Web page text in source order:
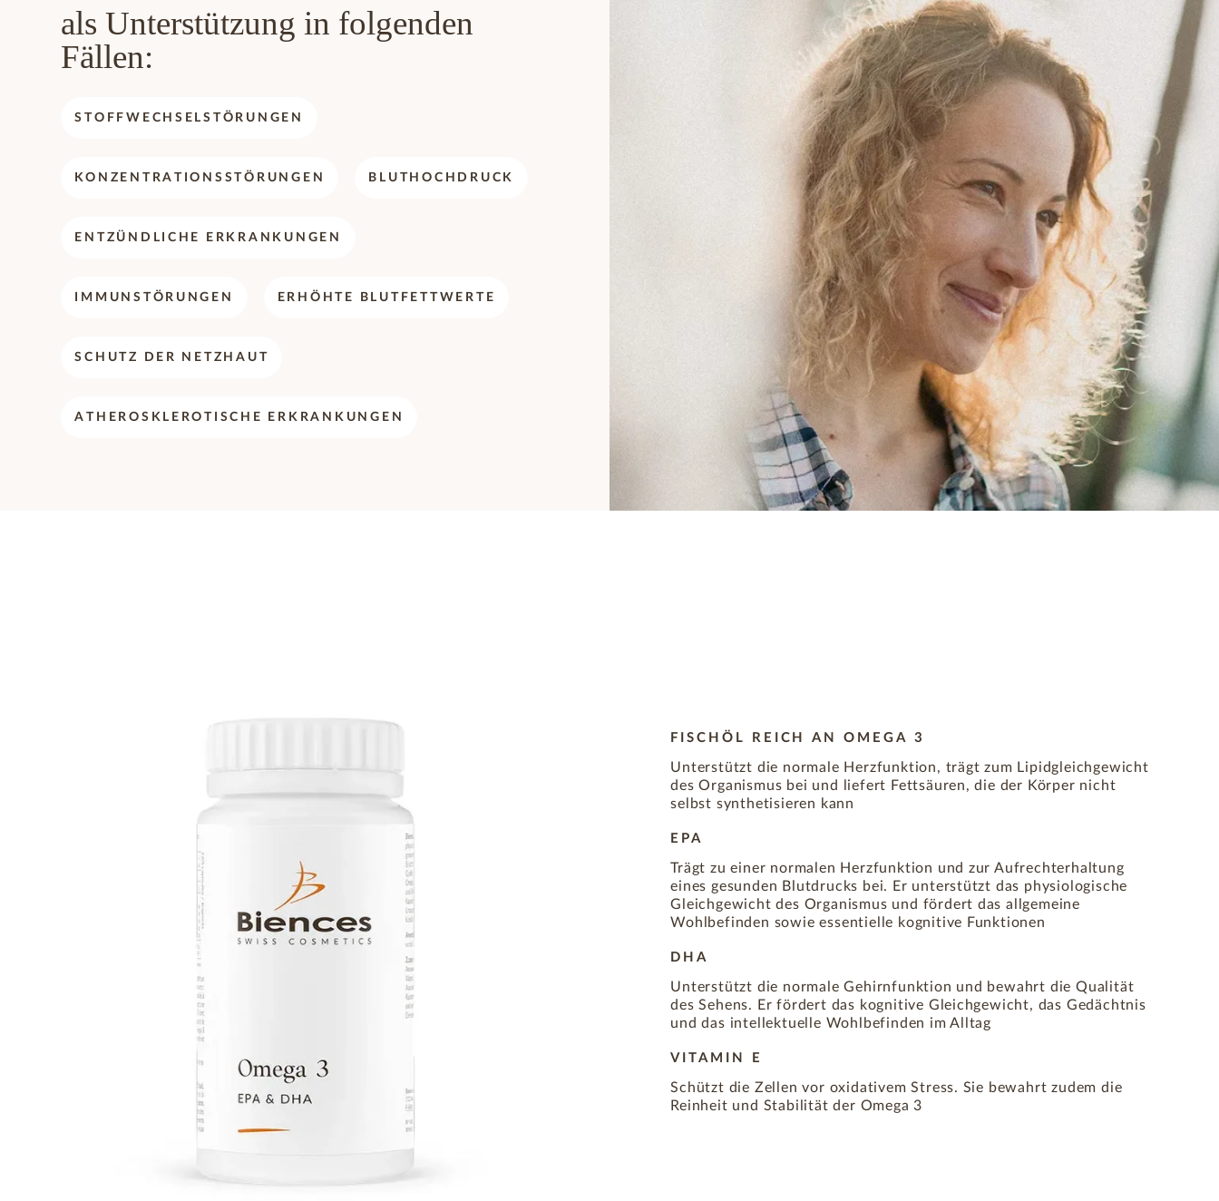
als Unterstützung in folgenden
Fällen:
STOFFWECHSELSTÖRUNGEN
KONZENTRATIONSSTÖRUNGEN BLUTHOCHDRUCK
ENTZÜNDLICHE ERKRANKUNGEN
IMMUNSTÖRUNGEN ERHÖHTE BLUTFETTWERTE
SCHUTZ DER NETZHAUT
ATHEROSKLEROTISCHE ERKRANKUNGEN
FISCHÖL REICH AN OMEGA 3
Unterstützt die normale Herzfunktion, trägt zum Lipidgleichgewicht
des Organismus bei und liefert Fettsäuren, die der Körper nicht
selbst synthetisieren kann
EPA
Trägt zu einer normalen Herzfunktion und zur Aufrechterhaltung
eines gesunden Blutdrucks bei. Er unterstützt das physiologische
Gleichgewicht des Organismus und fördert das allgemeine
Wohlbefinden sowie essentielle kognitive Funktionen
DHA
Unterstützt die normale Gehirnfunktion und bewahrt die Qualität
des Sehens. Er fördert das kognitive Gleichgewicht, das Gedächtnis
und das intellektuelle Wohlbefinden im Alltag
VITAMIN E
Schützt die Zellen vor oxidativem Stress. Sie bewahrt zudem die
Reinheit und Stabilität der Omega 3